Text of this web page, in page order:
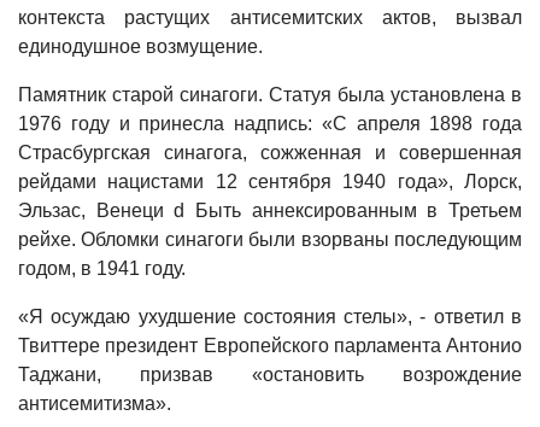
контекста растущих антисемитских актов, вызвал
единодушное возмущение.
Памятник старой синагоги. Статуя была установлена ​​в
1976 году и принесла надпись: «С апреля 1898 года
Страсбургская синагога, сожженная и совершенная
рейдами нацистами 12 сентября 1940 года», Лорск,
Эльзас, Венеци d Быть аннексированным в Третьем
рейхе. Обломки синагоги были взорваны последующим
годом, в 1941 году.
«Я осуждаю ухудшение состояния стелы», - ответил в
Твиттере президент Европейского парламента Антонио
Таджани, призвав «остановить возрождение
антисемитизма».